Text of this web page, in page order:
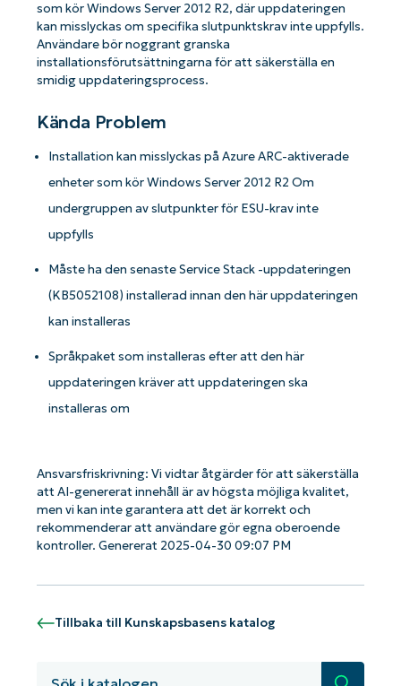
som kör Windows Server 2012 R2, där uppdateringen
kan misslyckas om specifika slutpunktskrav inte uppfylls.
Användare bör noggrant granska
installationsförutsättningarna för att säkerställa en
smidig uppdateringsprocess.
Kända Problem
Installation kan misslyckas på Azure ARC-aktiverade
enheter som kör Windows Server 2012 R2 Om
undergruppen av slutpunkter för ESU-krav inte
uppfylls
Måste ha den senaste Service Stack -uppdateringen
(KB5052108) installerad innan den här uppdateringen
kan installeras
Språkpaket som installeras efter att den här
uppdateringen kräver att uppdateringen ska
installeras om
Ansvarsfriskrivning: Vi vidtar åtgärder för att säkerställa
att AI-genererat innehåll är av högsta möjliga kvalitet,
men vi kan inte garantera att det är korrekt och
rekommenderar att användare gör egna oberoende
kontroller. Genererat 2025-04-30 09:07 PM
Tillbaka till Kunskapsbasens katalog
Sök
Kom igång med NinjaOne AI-drivna